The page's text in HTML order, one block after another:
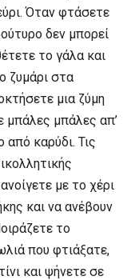
Όταν φτάσετε
δεν μπορεί
το γάλα και
ζυμάρι στα
μια ζύμη
μπάλες μπάλες απ’
από καρύδι. Τις
με το χέρι
και να ανέβουν
το
που φτιάξατε,
και ψήνετε σε